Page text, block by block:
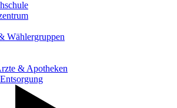
Wählergruppen
& Apotheken